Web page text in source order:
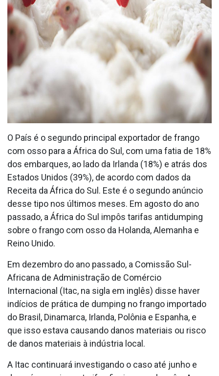
O País é o segundo principal exportador de frango
com osso para a África do Sul, com uma fatia de 18%
dos embarques, ao lado da Irlanda (18%) e atrás dos
Estados Unidos (39%), de acordo com dados da
Receita da África do Sul. Este é o segundo anúncio
desse tipo nos últimos meses. Em agosto do ano
passado, a África do Sul impôs tarifas antidumping
sobre o frango com osso da Holanda, Alemanha e
Reino Unido.
Em dezembro do ano passado, a Comissão Sul-
Africana de Administração de Comércio
Internacional (Itac, na sigla em inglês) disse haver
indícios de prática de dumping no frango importado
do Brasil, Dinamarca, Irlanda, Polônia e Espanha, e
que isso estava causando danos materiais ou risco
de danos materiais à indústria local.
A Itac continuará investigando o caso até junho e